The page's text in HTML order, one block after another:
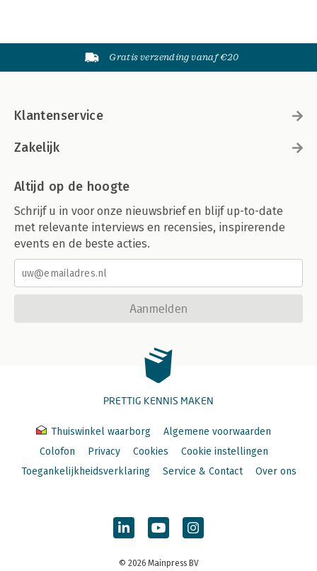
Gratis verzending vanaf €20
Klantenservice
Zakelijk
Altijd op de hoogte
Schrijf u in voor onze nieuwsbrief en blijf up-to-date
met relevante interviews en recensies, inspirerende
events en de beste acties.
Aanmelden
PRETTIG KENNIS MAKEN
Thuiswinkel waarborg
Algemene voorwaarden
Colofon
Privacy Cookies
Cookie instellingen
Toegankelijkheidsverklaring
Service & Contact Over ons
© 2026 Mainpress BV